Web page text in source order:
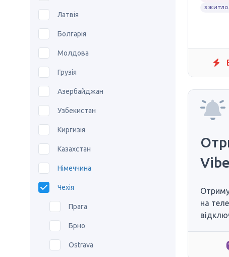
Латвія
Болгарія
Молдова
Грузія
Азербайджан
Узбекистан
Киргизія
Казахстан
Німеччина
Чехія
Прага
Брно
Ostrava
З
на